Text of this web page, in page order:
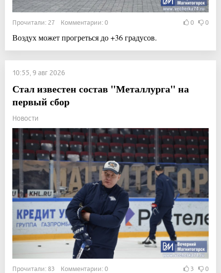
Прочитали: 27 Комментарии: 0 0 0
Воздух может прогреться до +36 градусов.
10:55, 9 авг 2026
Стал известен состав "Металлурга" на
первый сбор
Новости
Прочитали: 83 Комментарии: 0 3 0